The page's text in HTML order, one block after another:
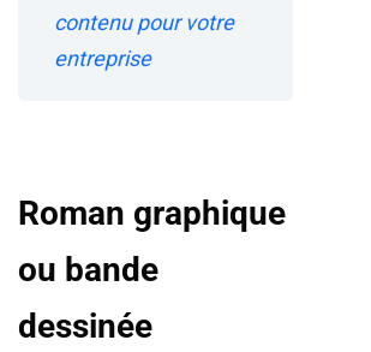
contenu pour votre
entreprise
Roman graphique
ou bande
dessinée